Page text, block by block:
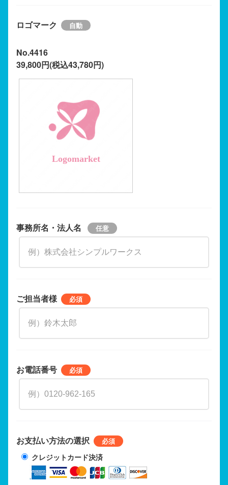
ロゴマーク
No.4416
39,800円(税込43,780円)
Logomarket
事務所名・法人名
ご担当者様
お電話番号
お支払い方法の選択
クレジットカード決済